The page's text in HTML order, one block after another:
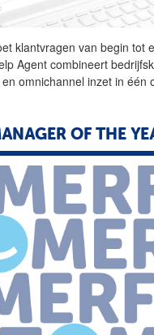
klantvragen van begin tot
Agent combineert
omnichannel inzet in één
OF THE